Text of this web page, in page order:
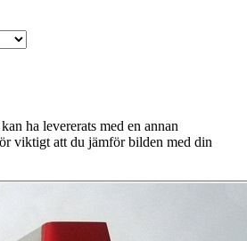
ha levererats med en annan
viktigt att du jämför bilden med din